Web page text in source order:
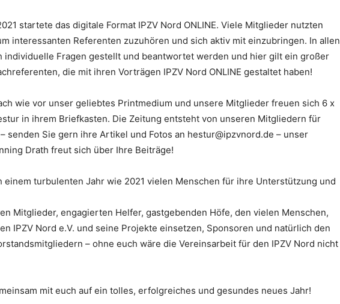
startete das digitale Format IPZV Nord ONLINE. Viele Mitglieder nutzten
interessanten Referenten zuzuhören und sich aktiv mit einzubringen. In allen
individuelle Fragen gestellt und beantwortet werden und hier gilt ein großer
die mit ihren Vorträgen IPZV Nord ONLINE gestaltet haben!
wie vor unser geliebtes Printmedium und unsere Mitglieder freuen sich 6 x
in ihrem Briefkasten. Die Zeitung entsteht von unseren Mitgliedern für
senden Sie gern ihre Artikel und Fotos an hestur@ipzvnord.de – unser
Drath freut sich über Ihre Beiträge!
einem turbulenten Jahr wie 2021 vielen Menschen für ihre Unterstützung und
Mitglieder, engagierten Helfer, gastgebenden Höfe, den vielen Menschen,
IPZV Nord e.V. und seine Projekte einsetzen, Sponsoren und natürlich den
– ohne euch wäre die Vereinsarbeit für den IPZV Nord nicht
mit euch auf ein tolles, erfolgreiches und gesundes neues Jahr!